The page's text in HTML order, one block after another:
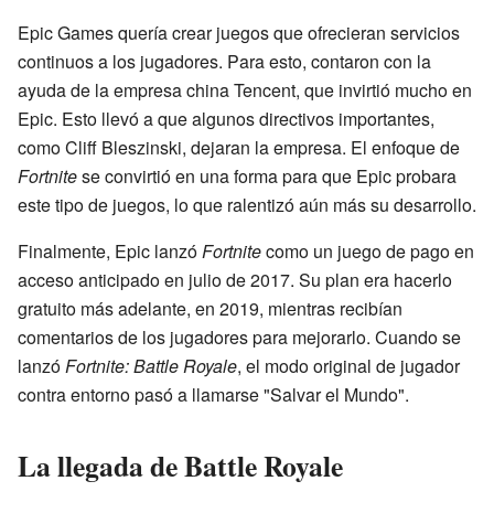
Epic Games quería crear juegos que ofrecieran servicios
continuos a los jugadores. Para esto, contaron con la
ayuda de la empresa china Tencent, que invirtió mucho en
Epic. Esto llevó a que algunos directivos importantes,
como Cliff Bleszinski, dejaran la empresa. El enfoque de
Fortnitese convirtió en una forma para que Epic probara
este tipo de juegos, lo que ralentizó aún más su desarrollo.
Finalmente, Epic lanzóFortnitecomo un juego de pago en
acceso anticipado en julio de 2017. Su plan era hacerlo
gratuito más adelante, en 2019, mientras recibían
comentarios de los jugadores para mejorarlo. Cuando se
lanzóFortnite: Battle Royale, el modo original de jugador
contra entorno pasó a llamarse "Salvar el Mundo".
La llegada de Battle Royale